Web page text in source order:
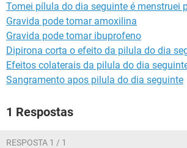
Tomei pílula do dia seguinte é menstruei
Gravida pode tomar amoxilina
Gravida pode tomar ibuprofeno
Dipirona corta o efeito da pilula do dia
Efeitos colaterais da pilula do dia
Sangramento apos pilula do dia seguinte
1 Respostas
RESPOSTA 1 / 1